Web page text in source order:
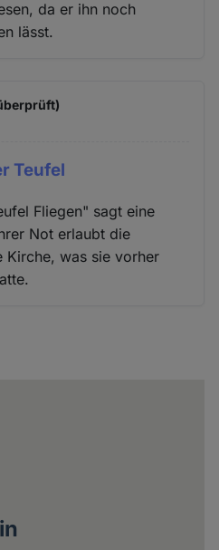
da er ihn noch
lässt.
Teufel
Fliegen" sagt eine
Not erlaubt die
Kirche, was sie vorher